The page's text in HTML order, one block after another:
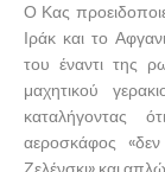
Ο Κας
Ιράκ και το
του έναντι της
μαχητικού
καταλήγοντας
αεροσκάφος